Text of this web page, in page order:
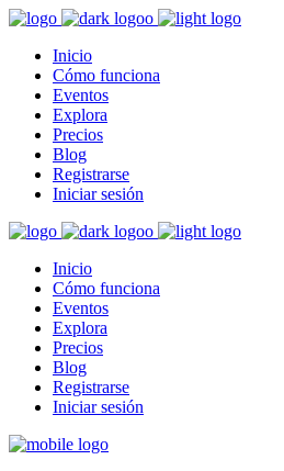
Inicio
Cómo funciona
Eventos
Explora
Precios
Blog
Registrarse
Iniciar sesión
Inicio
Cómo funciona
Eventos
Explora
Precios
Blog
Registrarse
Iniciar sesión